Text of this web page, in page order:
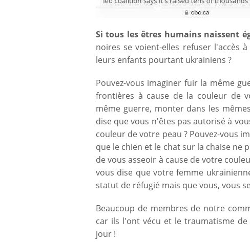
Si tous les êtres humains naissent
noires se voient-elles refuser l'accès
leurs enfants pourtant ukrainiens ?
Pouvez-vous imaginer fuir la même
frontières à cause de la couleur de
même guerre, monter dans les
dise que vous n'êtes pas autorisé à
couleur de votre peau ? Pouvez-vous
que le chien et le chat sur la chaise
de vous asseoir à cause de votre
vous dise que votre femme
statut de réfugié mais que vous, vous
Beaucoup de membres de notre
car ils l'ont vécu et le traumatisme
jour !